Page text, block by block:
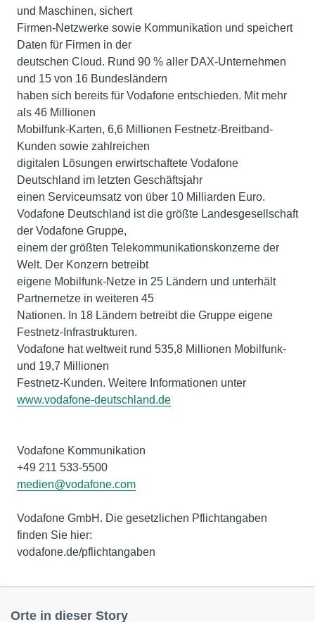
und Maschinen, sichert
Firmen-Netzwerke sowie Kommunikation und speichert
Daten für Firmen in der
deutschen Cloud. Rund 90 % aller DAX-Unternehmen
und 15 von 16 Bundesländern
haben sich bereits für Vodafone entschieden. Mit mehr
als 46 Millionen
Mobilfunk-Karten, 6,6 Millionen Festnetz-Breitband-
Kunden sowie zahlreichen
digitalen Lösungen erwirtschaftete Vodafone
Deutschland im letzten Geschäftsjahr
einen Serviceumsatz von über 10 Milliarden Euro.
Vodafone Deutschland ist die größte Landesgesellschaft
der Vodafone Gruppe,
einem der größten Telekommunikationskonzerne der
Welt. Der Konzern betreibt
eigene Mobilfunk-Netze in 25 Ländern und unterhält
Partnernetze in weiteren 45
Nationen. In 18 Ländern betreibt die Gruppe eigene
Festnetz-Infrastrukturen.
Vodafone hat weltweit rund 535,8 Millionen Mobilfunk-
und 19,7 Millionen
Festnetz-Kunden. Weitere Informationen unter
www.vodafone-deutschland.de
Vodafone Kommunikation
medien@vodafone.com
Vodafone GmbH. Die gesetzlichen Pflichtangaben
finden Sie hier:
vodafone.de/pflichtangaben
Orte in dieser Story